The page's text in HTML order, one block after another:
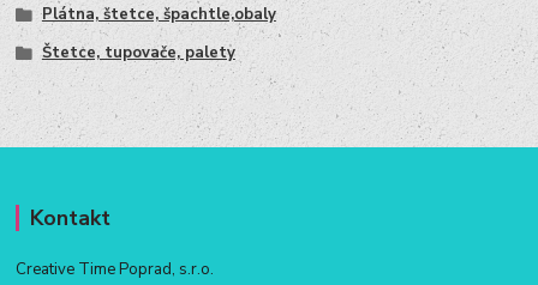
Plátna, štetce, špachtle,obaly
Štetce, tupovače, palety
Kontakt
Creative Time Poprad, s.r.o.